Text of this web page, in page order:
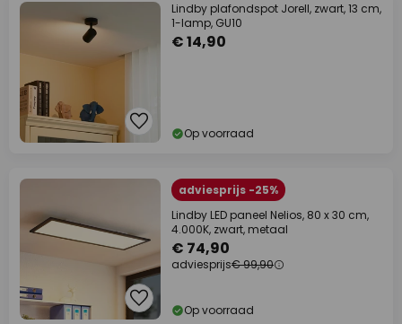
Lindby plafondspot Jorell, zwart, 13 cm,
1-lamp, GU10
€ 14,90
Op voorraad
adviesprijs -25%
Lindby LED paneel Nelios, 80 x 30 cm,
4.000K, zwart, metaal
€ 74,90
adviesprijs€ 99,90
Op voorraad